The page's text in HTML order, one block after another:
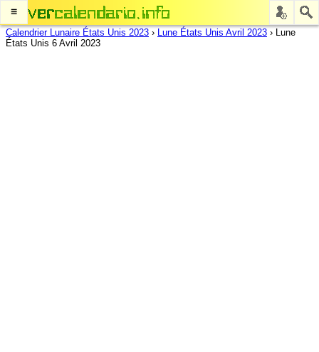
≡
Calendrier Lunaire États Unis 2023 › Lune États Unis Avril 2023 › Lune
États Unis 6 Avril 2023